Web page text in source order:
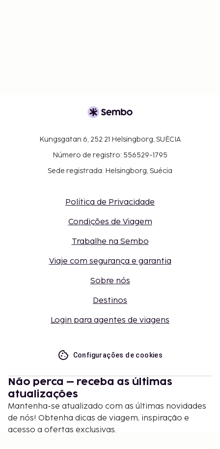
Kungsgatan 6, 252 21 Helsingborg, SUÉCIA
Número de registro: 556529-1795
Sede registrada: Helsingborg, Suécia
Política de Privacidade
Condições de Viagem
Trabalhe na Sembo
Viaje com segurança e garantia
Sobre nós
Destinos
Login para agentes de viagens
Configurações de cookies
Não perca – receba as últimas
atualizações
Mantenha-se atualizado com as últimas novidades
de nós! Obtenha dicas de viagem, inspiração e
acesso a ofertas exclusivas.